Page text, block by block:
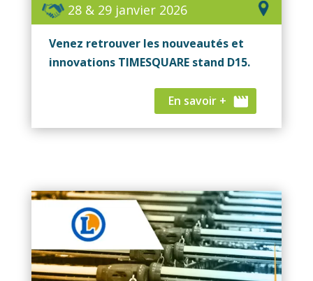
28 & 29 janvier 2026
Venez retrouver les nouveautés et
innovations TIMESQUARE stand D15.
En savoir +